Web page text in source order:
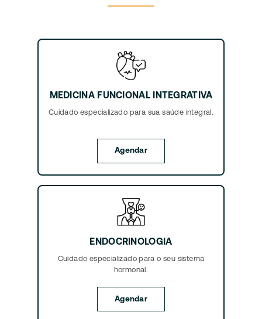
MEDICINA FUNCIONAL INTEGRATIVA
Cuidado especializado para sua saúde integral.
Agendar
ENDOCRINOLOGIA
Cuidado especializado para o seu sistema
hormonal.
Agendar